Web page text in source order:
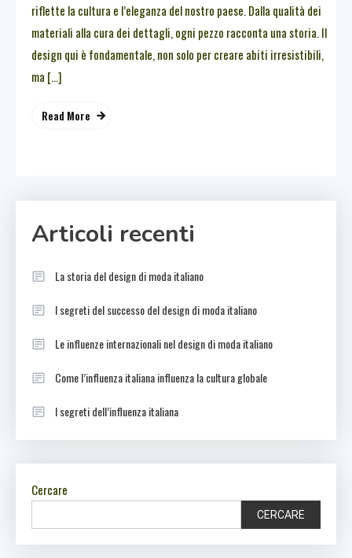
riflette la cultura e l’eleganza del nostro paese. Dalla qualità dei
materiali alla cura dei dettagli, ogni pezzo racconta una storia. Il
design qui è fondamentale, non solo per creare abiti irresistibili,
ma […]
Read More
Articoli recenti
La storia del design di moda italiano
I segreti del successo del design di moda italiano
Le influenze internazionali nel design di moda italiano
Come l’influenza italiana influenza la cultura globale
I segreti dell’influenza italiana
Cercare
CERCARE